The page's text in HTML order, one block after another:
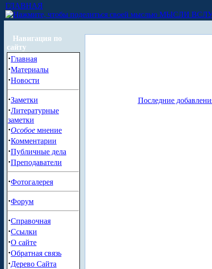
ГЛАВНАЯ
МЫСЛИ
Навигация по
сайту
·Главная
·Материалы
·Новости
·Заметки
·Литературные
заметки
·Особое мнение
·Комментарии
·Публичные дела
·Преподаватели
·Фотогалерея
·Форум
·Справочная
·Ссылки
·О сайте
·Обратная связь
·Дерево Сайта
Последние